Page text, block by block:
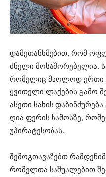
დამეთანხმებით, რომ
ძნელი მოსაშორებელია.
რომელიც მხოლოდ ერთი
ყვითელი ლაქების გამო
ასეთი სახის
ღია ფერის სამოსზე,
უპირატესობას.
შემოგთავაზებთ
რომელთა საშუალებით